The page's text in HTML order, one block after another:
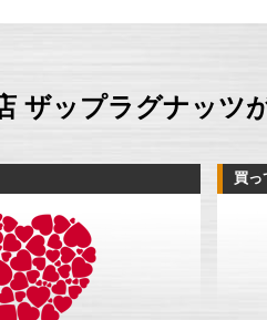
ザップラグナッツ
買っ